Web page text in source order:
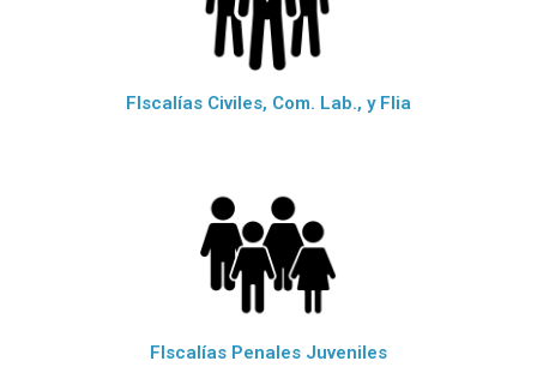
FIscalías Civiles, Com. Lab., y Flia
FIscalías Penales Juveniles